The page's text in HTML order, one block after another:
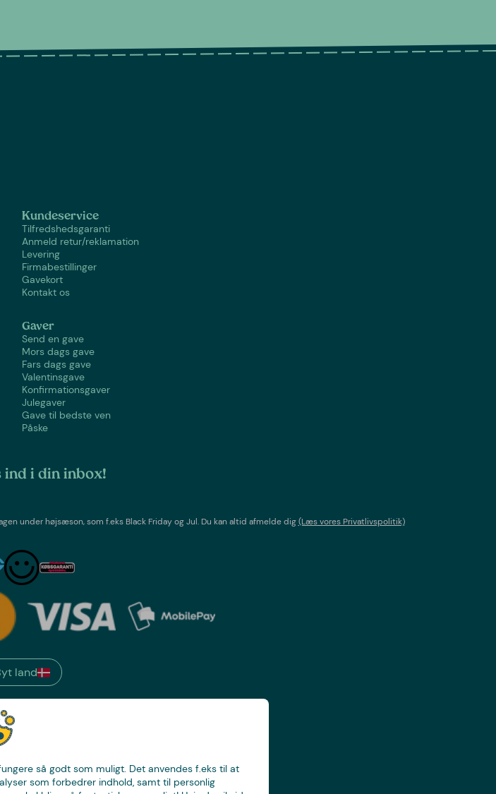
så godt som muligt. Det anvendes f.eks til at
som forbedrer indhold, samt til personlig
Kundeservice
Tilfredshedsgaranti
Anmeld retur/reklamation
Levering
Firmabestillinger
Gavekort
Kontakt os
Gaver
Send en gave
Mors dags gave
Fars dags gave
Valentinsgave
Konfirmationsgaver
Julegaver
Gave til bedste ven
Påske
ind i din inbox!
under højsæson, som f.eks Black Friday og Jul. Du kan altid afmelde dig(Læs vores Privatlivspolitik)
land